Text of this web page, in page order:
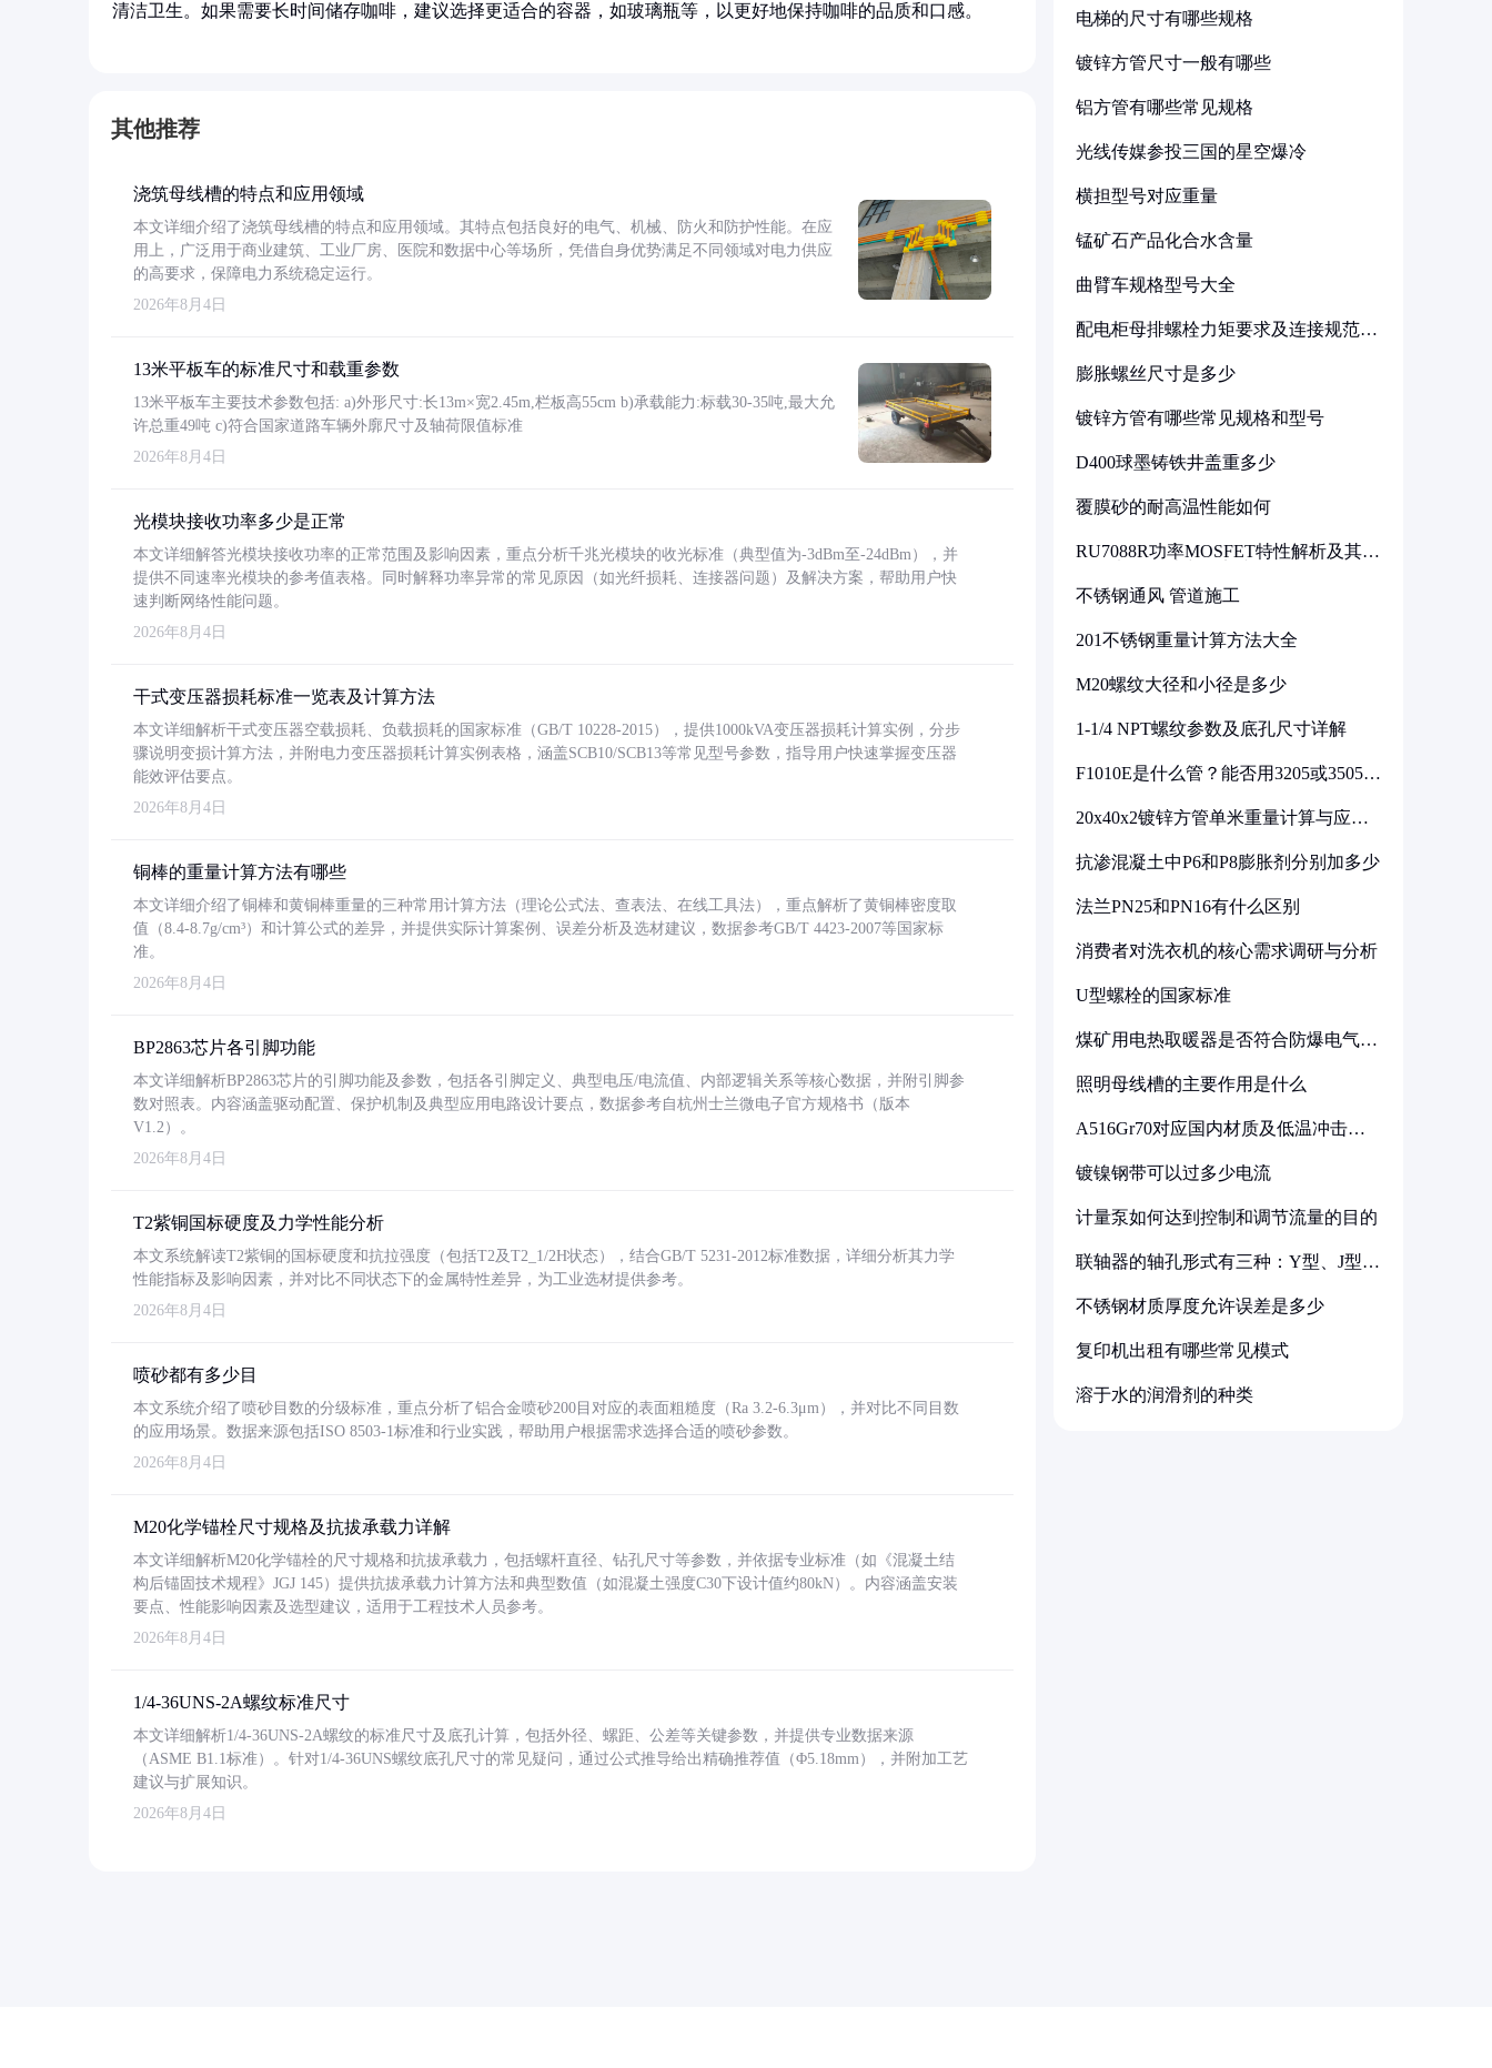
清洁卫生。如果需要长时间储存咖啡，建议选择更适合的容器，如玻璃瓶等，以更好地保持咖啡的品质和口感。
其他推荐
浇筑母线槽的特点和应用领域
本文详细介绍了浇筑母线槽的特点和应用领域。其特点包括良好的电气、机械、防火和防护性能。在应
用上，广泛用于商业建筑、工业厂房、医院和数据中心等场所，凭借自身优势满足不同领域对电力供应
的高要求，保障电力系统稳定运行。
2026年8月4日
13米平板车的标准尺寸和载重参数
13米平板车主要技术参数包括: a)外形尺寸:长13m×宽2.45m,栏板高55cm b)承载能力:标载30-35吨,最大允
许总重49吨 c)符合国家道路车辆外廓尺寸及轴荷限值标准
2026年8月4日
光模块接收功率多少是正常
本文详细解答光模块接收功率的正常范围及影响因素，重点分析千兆光模块的收光标准（典型值为-3dBm至-24dBm），并
提供不同速率光模块的参考值表格。同时解释功率异常的常见原因（如光纤损耗、连接器问题）及解决方案，帮助用户快
速判断网络性能问题。
2026年8月4日
干式变压器损耗标准一览表及计算方法
本文详细解析干式变压器空载损耗、负载损耗的国家标准（GB/T 10228-2015），提供1000kVA变压器损耗计算实例，分步
骤说明变损计算方法，并附电力变压器损耗计算实例表格，涵盖SCB10/SCB13等常见型号参数，指导用户快速掌握变压器
能效评估要点。
2026年8月4日
铜棒的重量计算方法有哪些
本文详细介绍了铜棒和黄铜棒重量的三种常用计算方法（理论公式法、查表法、在线工具法），重点解析了黄铜棒密度取
值（8.4-8.7g/cm³）和计算公式的差异，并提供实际计算案例、误差分析及选材建议，数据参考GB/T 4423-2007等国家标
准。
2026年8月4日
BP2863芯片各引脚功能
本文详细解析BP2863芯片的引脚功能及参数，包括各引脚定义、典型电压/电流值、内部逻辑关系等核心数据，并附引脚参
数对照表。内容涵盖驱动配置、保护机制及典型应用电路设计要点，数据参考自杭州士兰微电子官方规格书（版本
V1.2）。
2026年8月4日
T2紫铜国标硬度及力学性能分析
本文系统解读T2紫铜的国标硬度和抗拉强度（包括T2及T2_1/2H状态），结合GB/T 5231-2012标准数据，详细分析其力学
性能指标及影响因素，并对比不同状态下的金属特性差异，为工业选材提供参考。
2026年8月4日
喷砂都有多少目
本文系统介绍了喷砂目数的分级标准，重点分析了铝合金喷砂200目对应的表面粗糙度（Ra 3.2-6.3μm），并对比不同目数
的应用场景。数据来源包括ISO 8503-1标准和行业实践，帮助用户根据需求选择合适的喷砂参数。
2026年8月4日
M20化学锚栓尺寸规格及抗拔承载力详解
本文详细解析M20化学锚栓的尺寸规格和抗拔承载力，包括螺杆直径、钻孔尺寸等参数，并依据专业标准（如《混凝土结
构后锚固技术规程》JGJ 145）提供抗拔承载力计算方法和典型数值（如混凝土强度C30下设计值约80kN）。内容涵盖安装
要点、性能影响因素及选型建议，适用于工程技术人员参考。
2026年8月4日
1/4-36UNS-2A螺纹标准尺寸
本文详细解析1/4-36UNS-2A螺纹的标准尺寸及底孔计算，包括外径、螺距、公差等关键参数，并提供专业数据来源
（ASME B1.1标准）。针对1/4-36UNS螺纹底孔尺寸的常见疑问，通过公式推导给出精确推荐值（Φ5.18mm），并附加工艺
建议与扩展知识。
2026年8月4日
电梯的尺寸有哪些规格
镀锌方管尺寸一般有哪些
铝方管有哪些常见规格
光线传媒参投三国的星空爆冷
横担型号对应重量
锰矿石产品化合水含量
曲臂车规格型号大全
配电柜母排螺栓力矩要求及连接规范详
膨胀螺丝尺寸是多少
镀锌方管有哪些常见规格和型号
D400球墨铸铁井盖重多少
覆膜砂的耐高温性能如何
RU7088R功率MOSFET特性解析及其在
不锈钢通风 管道施工
201不锈钢重量计算方法大全
M20螺纹大径和小径是多少
1-1/4 NPT螺纹参数及底孔尺寸详解
F1010E是什么管？能否用3205或3505代
20x40x2镀锌方管单米重量计算与应用
抗渗混凝土中P6和P8膨胀剂分别加多少
法兰PN25和PN16有什么区别
消费者对洗衣机的核心需求调研与分析
U型螺栓的国家标准
煤矿用电热取暖器是否符合防爆电气设
照明母线槽的主要作用是什么
A516Gr70对应国内材质及低温冲击要
镀镍钢带可以过多少电流
计量泵如何达到控制和调节流量的目的
联轴器的轴孔形式有三种：Y型、J型、
不锈钢材质厚度允许误差是多少
复印机出租有哪些常见模式
溶于水的润滑剂的种类